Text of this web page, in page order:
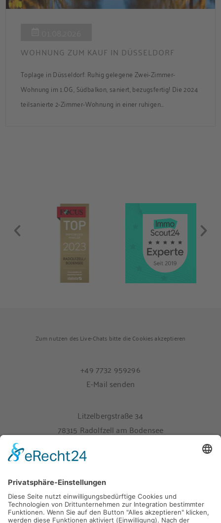
WOHNUNG ZUM KAUF IN DÜSSELDORF
Toplage in Düsseldorf: Ruhig gelegene Zwei-Zimmer-
Wohnung im 1.OG, Südbalkon, saniert, bezugsfertig! Die 2024
teilsanierte 2-Zimmer-Wohnung in einer ruhigen
Zum nutzen des Live-Chats bitte die Cookies akzeptieren
+49 7732 959296
E-Mail senden
Litzelbergstraße 34
78315 Radolfzell am Bodensee
Melden Sie sich hier für unseren Newsletter an
Impressum
Datenschutz